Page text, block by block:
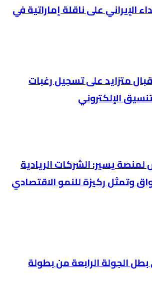
الإيراني على ناقلة إماراتية في
متزايد على تسجيل رغبات
الإلكتروني
يسير: الشركات الريادية
وتمثل ركيزة للنمو الاقتصادي
الجولة الرابعة من بطولة